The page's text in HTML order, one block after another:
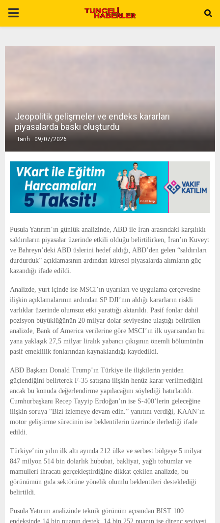
P
A
E
N
Jeopolitik gelişmeler ve endeks kararları
piyasalarda baskı oluşturdu
Tarih : 09/07/2026
Pusula Yatırım’ın günlük analizinde, ABD ile İran arasındaki karşılıklı
saldırıların piyasalar üzerinde etkili olduğu belirtilirken, İran’ın Kuveyt
ve Bahreyn’deki ABD üslerini hedef aldığı, ABD’den gelen “saldırıları
durdurduk” açıklamasının ardından küresel piyasalarda alımların güç
kazandığı ifade edildi.
Analizde, yurt içinde ise MSCI’ın uyarıları ve uygulama çerçevesine
ilişkin açıklamalarının ardından SP DJI’nın aldığı kararların riskli
varlıklar üzerinde olumsuz etki yarattığı aktarıldı. Pasif fonlar dahil
pozisyon büyüklüğünün 20 milyar dolar seviyesine ulaştığı belirtilen
analizde, Bank of America verilerine göre MSCI’ın ilk uyarısından bu
yana yaklaşık 27,5 milyar liralık yabancı çıkışının önemli bölümünün
pasif emeklilik fonlarından kaynaklandığı kaydedildi.
ABD Başkanı Donald Trump’ın Türkiye ile ilişkilerin yeniden
güçlendiğini belirterek F-35 satışına ilişkin henüz karar verilmediğini
ancak bu konuda değerlendirme yapılacağını söylediği hatırlatıldı.
Cumhurbaşkanı Recep Tayyip Erdoğan’ın ise S-400’lerin geleceğine
ilişkin soruya “Bizi izlemeye devam edin.” yanıtını verdiği, KAAN’ın
motor geliştirme sürecinin ise beklentilerin üzerinde ilerlediği ifade
edildi.
Türkiye’nin yılın ilk altı ayında 212 ülke ve serbest bölgeye 5 milyar
847 milyon 514 bin dolarlık hububat, bakliyat, yağlı tohumlar ve
mamulleri ihracatı gerçekleştirdiğine dikkat çekilen analizde, bu
görünümün gıda sektörüne yönelik olumlu beklentileri desteklediği
belirtildi.
Pusula Yatırım analizinde teknik görünüm açısından BIST 100
endeksinde 14 bin puanın destek, 14 bin 252 puanın ise direnç seviyesi